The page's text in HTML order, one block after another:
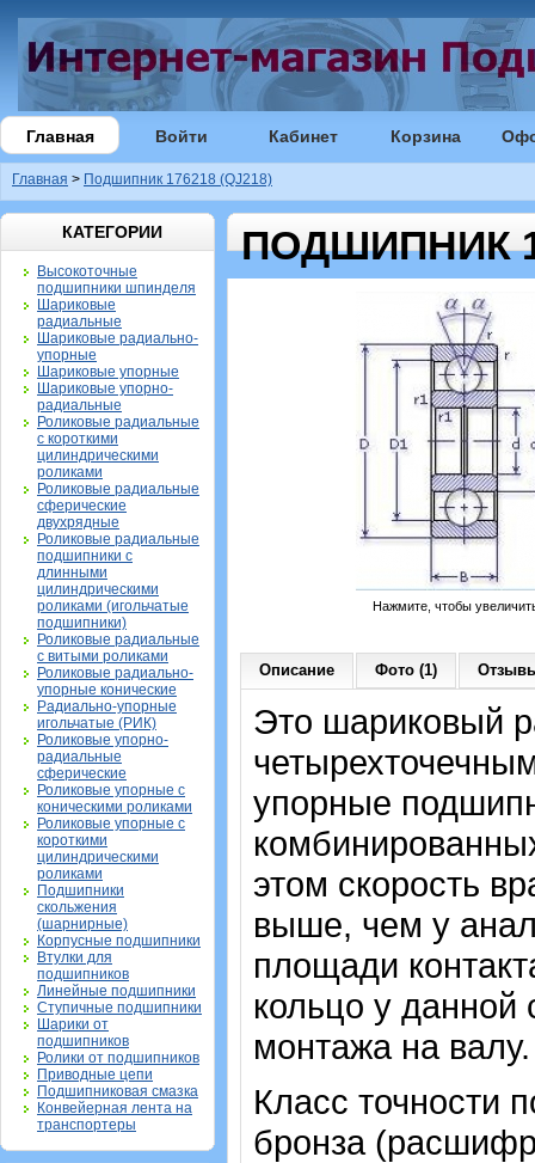
Главная Войти Кабинет Корзина
Главная > Подшипник 176218 (QJ218)
КАТЕГОРИИ
Высокоточные
подшипники шпинделя
Шариковые
радиальные
Шариковые радиально-
упорные
Шариковые упорные
Шариковые упорно-
радиальные
Роликовые радиальные
с короткими
цилиндрическими
роликами
Роликовые радиальные
сферические
двухрядные
Роликовые радиальные
подшипники с
длинными
цилиндрическими
роликами (игольчатые
подшипники)
Роликовые радиальные
с витыми роликами
Роликовые радиально-
упорные конические
Радиально-упорные
игольчатые (РИК)
Роликовые упорно-
радиальные
сферические
Роликовые упорные с
коническими роликами
Роликовые упорные с
короткими
цилиндрическими
роликами
Подшипники
скольжения
(шарнирные)
Корпусные подшипники
Втулки для
подшипников
Линейные подшипники
Ступичные подшипники
Шарики от
подшипников
Ролики от подшипников
Приводные цепи
Подшипниковая смазка
Конвейерная лента на
транспортеры
ПОДШИПНИК
Нажмите, чтобы
Описание Фото (1)
Это шариковый
упорные
этом скорость
выше, чем у
площади
кольцо у данной
монтажа на валу.
Класс точности
бронза